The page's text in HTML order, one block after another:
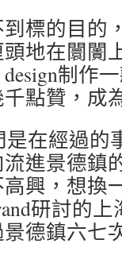
標的目的
地在闤闠
制作
點贊，成
是在經過
進景德鎮
興，想換
研討的
德鎮六七